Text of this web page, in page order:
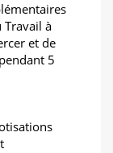
Travail à
et de
5